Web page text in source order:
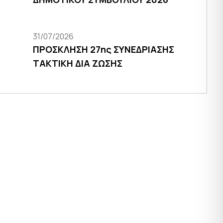
31/07/2026
ΠΡΟΣΚΛΗΣΗ 27ης ΣΥΝΕΔΡΙΑΣΗΣ
ΤΑΚΤΙΚΗ ΔΙΑ ΖΩΣΗΣ